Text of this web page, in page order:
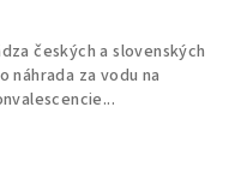
českých a slovenských
náhrada za vodu na